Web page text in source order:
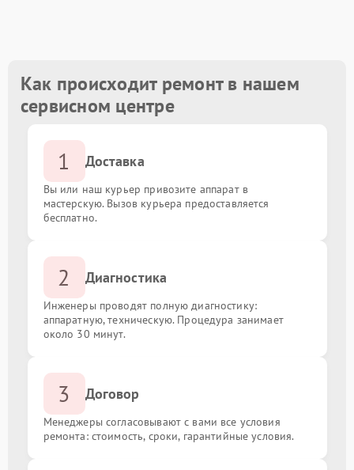
Замена блока питания
Замена процессора
Ремонт системы охлаждения
Восстановление информации с жесткого диска
Замена оперативной памяти от 1000.00 ₽
Замена материнской платы
Как происходит ремонт в нашем
сервисном центре
1 Доставка
Вы или наш курьер привозите аппарат в
мастерскую. Вызов курьера предоставляется
бесплатно.
2 Диагностика
Инженеры проводят полную диагностику:
аппаратную, техническую. Процедура занимает
около 30 минут.
3 Договор
Менеджеры согласовывают с вами все условия
ремонта: стоимость, сроки, гарантийные условия.